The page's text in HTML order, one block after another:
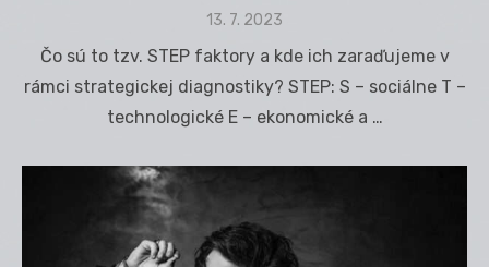
Posted
13. 7. 2023
Čo sú to tzv. STEP faktory a kde ich zaraďujeme v
rámci strategickej diagnostiky? STEP: S – sociálne T –
technologické E – ekonomické a …